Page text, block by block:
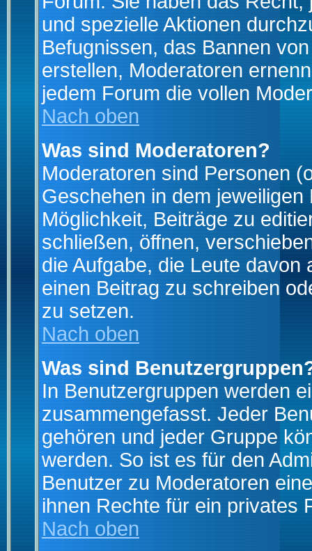
und spezielle Aktionen
Befugnissen, das Bannen
erstellen, Moderatoren
jedem Forum die vollen
Nach oben
Was sind Moderatoren?
Moderatoren sind Personen
Geschehen in dem
Möglichkeit, Beiträge zu
schließen, öffnen,
die Aufgabe, die Leute
einen Beitrag zu schreiben
zu setzen.
Nach oben
Was sind
In Benutzergruppen werden
zusammengefasst. Jeder
gehören und jeder Gruppe
werden. So ist es für den
Benutzer zu Moderatoren
ihnen Rechte für ein privates
Nach oben